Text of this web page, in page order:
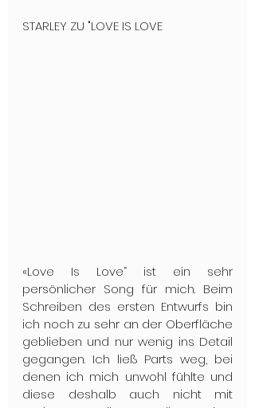
STARLEY ZU "LOVE IS LOVE
«Love Is Love“ ist ein sehr
persönlicher Song für mich. Beim
Schreiben des ersten Entwurfs bin
ich noch zu sehr an der Oberfläche
geblieben und nur wenig ins Detail
gegangen. Ich ließ Parts weg, bei
denen ich mich unwohl fühlte und
diese deshalb auch nicht mit